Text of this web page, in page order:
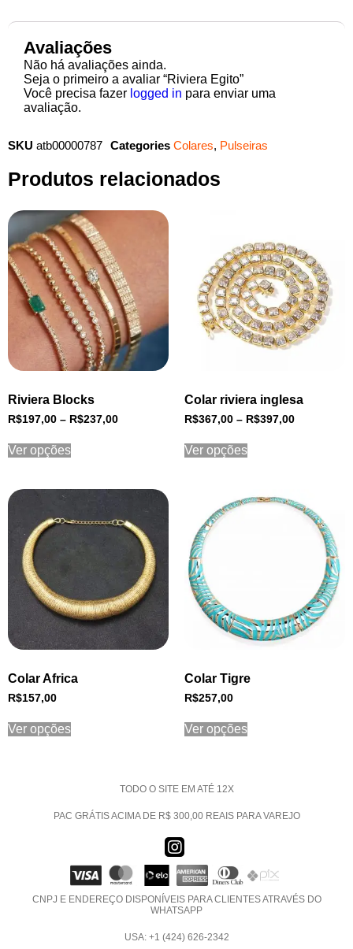
Avaliações
Não há avaliações ainda.
Seja o primeiro a avaliar “Riviera Egito”
Você precisa fazer logged in para enviar uma
avaliação.
SKU atb00000787 Categories Colares, Pulseiras
Produtos relacionados
Riviera Blocks
R$197,00 – R$237,00
Ver opções
Colar riviera inglesa
R$367,00 – R$397,00
Ver opções
Colar Africa
R$157,00
Ver opções
Colar Tigre
R$257,00
Ver opções
TODO O SITE EM ATÉ 12X
PAC GRÁTIS ACIMA DE R$ 300,00 REAIS PARA VAREJO
CNPJ E ENDEREÇO DISPONÍVEIS PARA CLIENTES ATRAVÉS DO
WHATSAPP
USA: +1 (424) 626-2342